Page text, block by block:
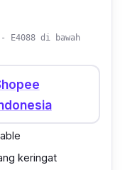
E4088 di bawah
keringat